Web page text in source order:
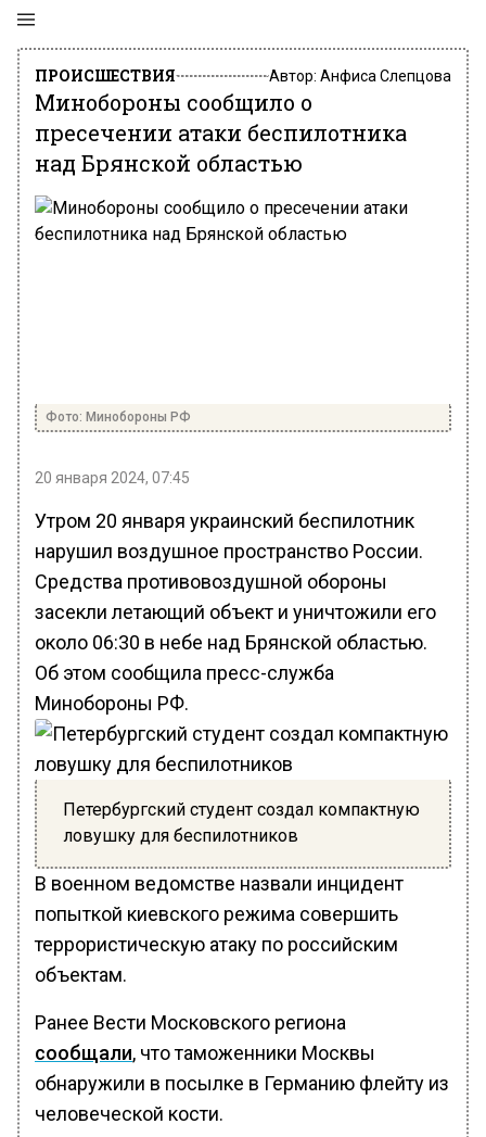
ПРОИСШЕСТВИЯ Автор: Анфиса Слепцова
Минобороны сообщило о
пресечении атаки беспилотника
над Брянской областью
Фото: Минобороны РФ
20 января 2024, 07:45
Утром 20 января украинский беспилотник
нарушил воздушное пространство России.
Средства противовоздушной обороны
засекли летающий объект и уничтожили его
около 06:30 в небе над Брянской областью.
Об этом сообщила пресс-служба
Минобороны РФ.
Петербургский студент создал компактную
ловушку для беспилотников
В военном ведомстве назвали инцидент
попыткой киевского режима совершить
террористическую атаку по российским
объектам.
Ранее Вести Московского региона
сообщали, что таможенники Москвы
обнаружили в посылке в Германию флейту из
человеческой кости.